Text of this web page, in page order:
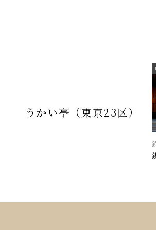
うかい亭（東京23区）